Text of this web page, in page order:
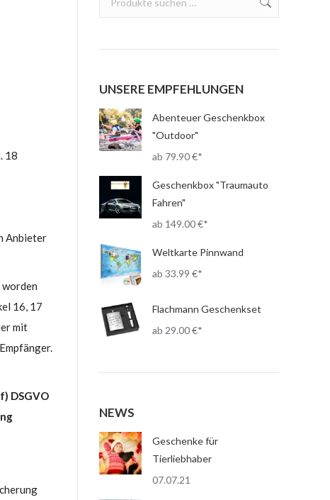
18
Anbieter
16, 17
mit
DSGVO
UNSERE EMPFEHLUNGEN
Abenteuer Geschenkbox
"Outdoor"
79.90€
Geschenkbox "Traumauto
Fahren"
149.00€
Weltkarte Pinnwand
33.99 €
Flachmann Geschenkset
29.00€
NEWS
Geschenke für
Tierliebhaber
07.07.21